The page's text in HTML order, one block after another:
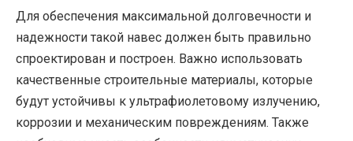
Для обеспечения максимальной долговечности и
надежности такой навес должен быть правильно
спроектирован и построен. Важно использовать
качественные строительные материалы, которые
будут устойчивы к ультрафиолетовому излучению,
коррозии и механическим повреждениям. Также